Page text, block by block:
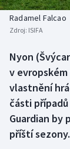
Basketbal
Biatlon
Boby a
Box
Curling
Historické
Aplikace ČT
AZ kvíz
Radamel Falcao
Zdroj: ISIFA
Nyon
v
vlastnění
části
Guardian by
příští sezony.